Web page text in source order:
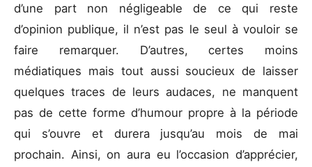
d’une part non négligeable de ce qui reste
d’opinion publique, il n’est pas le seul à vouloir se
faire remarquer. D’autres, certes moins
médiatiques mais tout aussi soucieux de laisser
quelques traces de leurs audaces, ne manquent
pas de cette forme d’humour propre à la période
qui s’ouvre et durera jusqu’au mois de mai
prochain. Ainsi, on aura eu l’occasion d’apprécier,